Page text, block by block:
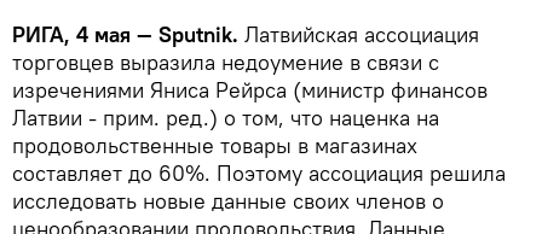
РИГА, 4 мая — Sputnik. Латвийская ассоциация
торговцев выразила недоумение в связи с
изречениями Яниса Рейрса (министр финансов
Латвии - прим. ред.) о том, что наценка на
продовольственные товары в магазинах
составляет до 60%. Поэтому ассоциация решила
исследовать новые данные своих членов о
ценообразовании продовольствия. Данные